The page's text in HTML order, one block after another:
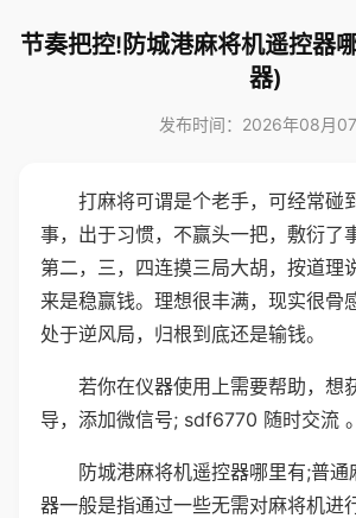
节奏把控!防城港麻将机遥控器
器)
发布时间：2026年08月
打麻将可谓是个老手，可经常碰
事，出于习惯，不赢头一把，敷衍了
第二，三，四连摸三局大胡，按道理
来是稳赢钱。理想很丰满，现实很骨
处于逆风局，归根到底还是输钱。
若你在仪器使用上需要帮助，想
导，添加微信号; sdf6770 随时交流 。
防城港麻将机遥控器哪里有;普
器一般是指通过一些无需对麻将机进